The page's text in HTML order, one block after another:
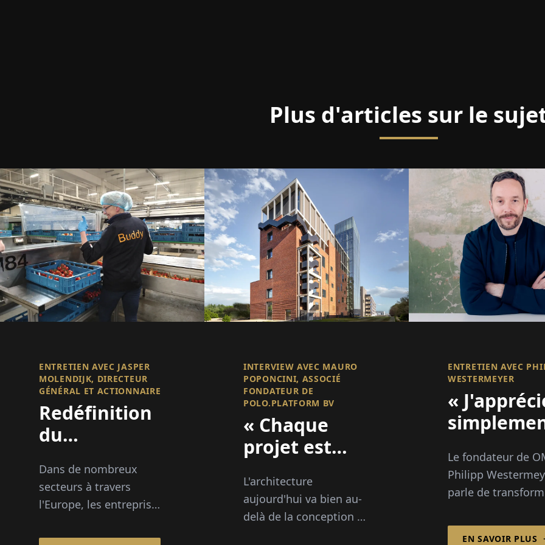
Plus d'articles sur le
ENTRETIEN AVEC JASPER
MOLENDIJK, DIRECTEUR
GÉNÉRAL ET ACTIONNAIRE
Redéfinition
du
international
Dans de nombreux
secteurs à travers
l'Europe, les entreprises
suffisamment de
INTERVIEW AVEC MAURO
POPONCINI, ASSOCIÉ
FONDATEUR DE
POLO.PLATFORM BV
« Chaque
projet est
opportunité
pour
L'architecture
aujourd'hui va bien au-
delà de la conception de
ENTRETIEN AVEC
WESTERMEYER
«
les gens »
Le fondateur de
Philipp
parle de
grands festivals
EN SAVOIR PLUS